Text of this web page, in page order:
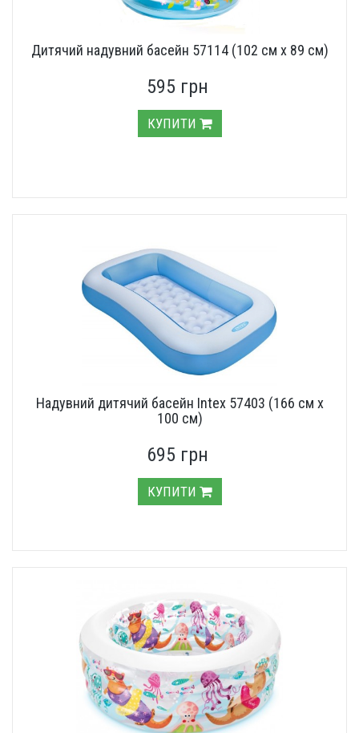
Дитячий надувний басейн 57114 (102 см х 89 см)
595 грн
КУПИТИ
Надувний дитячий басейн Intex 57403 (166 см х
100 см)
695 грн
КУПИТИ